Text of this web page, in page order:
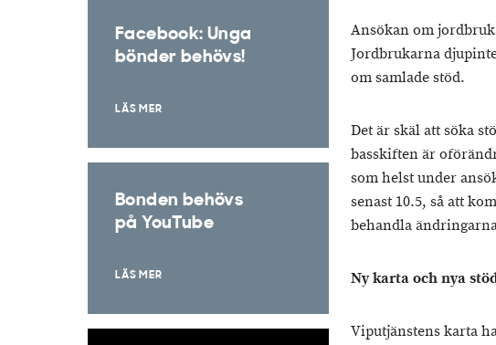
Ansökan om
Jordbrukarna
om samlade stöd.
Det är skäl att söka
basskiften är
som helst under
senast 10.5, så att
behandla
Ny karta och nya
Viputjänstens karta
Facebook: Unga
bönder behövs!
LÄS MER
Bonden behövs
på YouTube
LÄS MER